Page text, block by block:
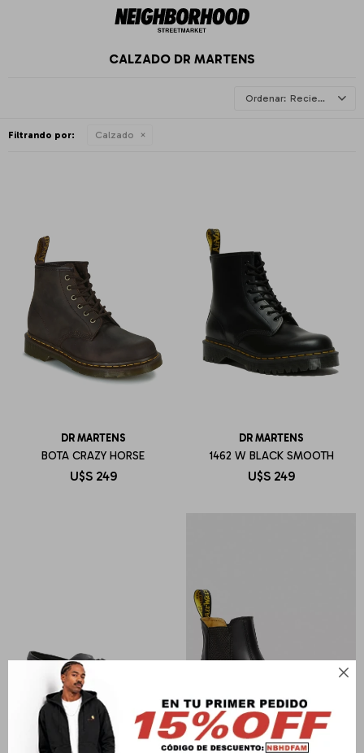

CALZADO DR MARTENS
Recientes
Filtrando por: Calzado
DR MARTENS
BOTA CRAZY HORSE
U$S 249
DR MARTENS
1462 W BLACK SMOOTH
U$S 249